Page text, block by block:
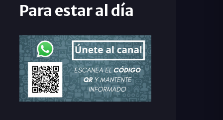
Para estar al día